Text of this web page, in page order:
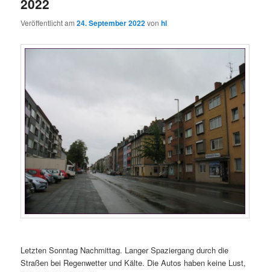
2022
Veröffentlicht am24. September 2022vonhl
Letzten Sonntag Nachmittag. Langer Spaziergang durch die
Straßen bei Regenwetter und Kälte. Die Autos haben keine Lust,